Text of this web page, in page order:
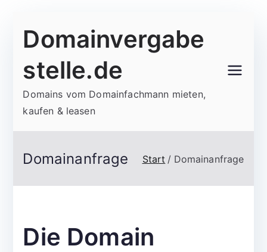
Inhalt
Domainvergabe
stelle.de
Domains vom Domainfachmann mieten,
kaufen & leasen
Domainanfrage Start Domainanfrage
Die Domain